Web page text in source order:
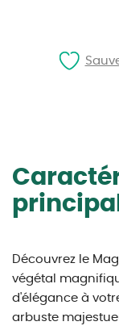
Découvrez le
végétal
d'élégance à
arbuste